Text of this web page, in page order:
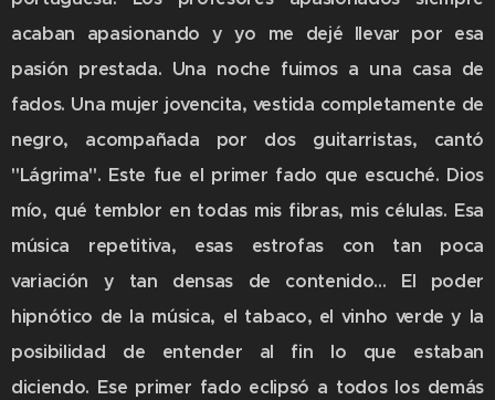
acaban apasionando y yo me dejé llevar por esa
pasión prestada. Una noche fuimos a una casa de
fados. Una mujer jovencita, vestida completamente de
negro, acompañada por dos guitarristas, cantó
"Lágrima". Este fue el primer fado que escuché. Dios
mío, qué temblor en todas mis fibras, mis células. Esa
música repetitiva, esas estrofas con tan poca
variación y tan densas de contenido... El poder
hipnótico de la música, el tabaco, el vinho verde y la
posibilidad de entender al fin lo que estaban
diciendo. Ese primer fado eclipsó a todos los demás